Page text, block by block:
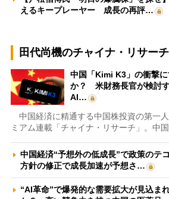
えるキープレーヤー 成長の再評…
田代尚機のチャイナ・リサーチ
中国「Kimi K3」の衝撃
か？ 米財務長官が検討
AI…
中国経済に精通する中国株投資の第一
ミアム連載「チャイナ・リサーチ」。中
中国経済“予想外の低成長”で政策の
方針の修正で成長加速が予想さ…
“AI革命”で爆発的な需要拡大が見込ま